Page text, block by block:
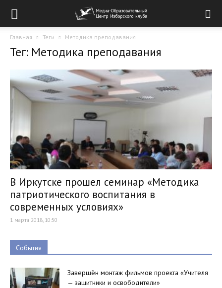
Главная Теги Методика преподавания
Тег: Методика преподавания
В Иркутске прошел семинар «Методика
патриотического воспитания в
современных условиях»
1 марта 2018, 10:50
События
Завершён монтаж фильмов проекта «Учителя
— защитники и освободители»